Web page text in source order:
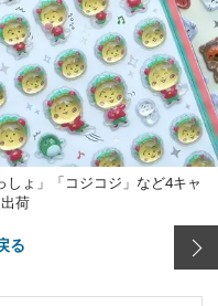
ょ」「コジコジ」など4キャ
荷
る